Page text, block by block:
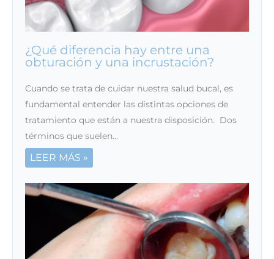
¿Qué diferencia hay entre una
obturación y una incrustación?
Cuando se trata de cuidar nuestra salud bucal, es
fundamental entender las distintas opciones de
tratamiento que están a nuestra disposición. Dos
términos que suelen…
LEER MÁS »